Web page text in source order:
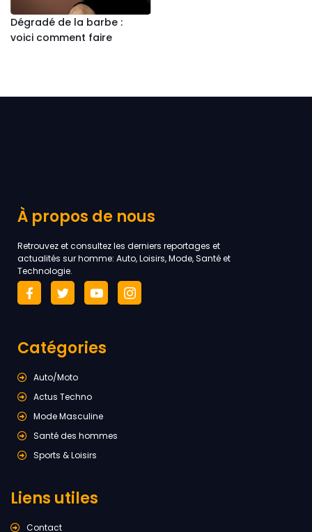
Dégradé de la barbe :
voici comment faire
À propos de nous
Retrouvez et consultez les derniers reportages et
actualités sur homme: Auto, Loisirs, Mode, Santé et
Technologie.
Catégories
Auto/Moto
Actus Techno
Mode Masculine
Santé des hommes
Sports & Loisirs
Liens utiles
Contact